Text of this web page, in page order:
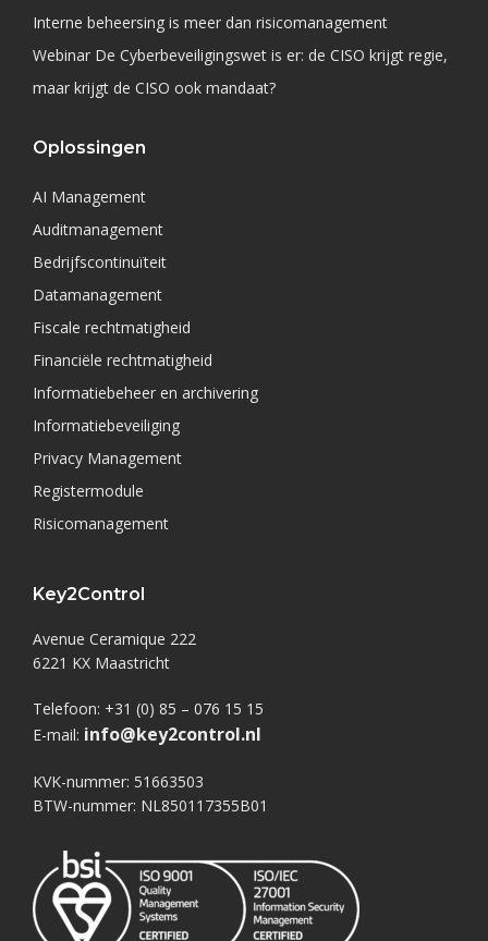
Interne beheersing is meer dan risicomanagement
Webinar De Cyberbeveiligingswet is er: de CISO krijgt regie,
maar krijgt de CISO ook mandaat?
Oplossingen
AI Management
Auditmanagement
Bedrijfscontinuïteit
Datamanagement
Fiscale rechtmatigheid
Financiële rechtmatigheid
Informatiebeheer en archivering
Informatiebeveiliging
Privacy Management
Registermodule
Risicomanagement
Key2Control
Avenue Ceramique 222
6221 KX Maastricht
Telefoon: +31 (0) 85 – 076 15 15
E-mail: info@key2control.nl
KVK-nummer: 51663503
BTW-nummer: NL850117355B01